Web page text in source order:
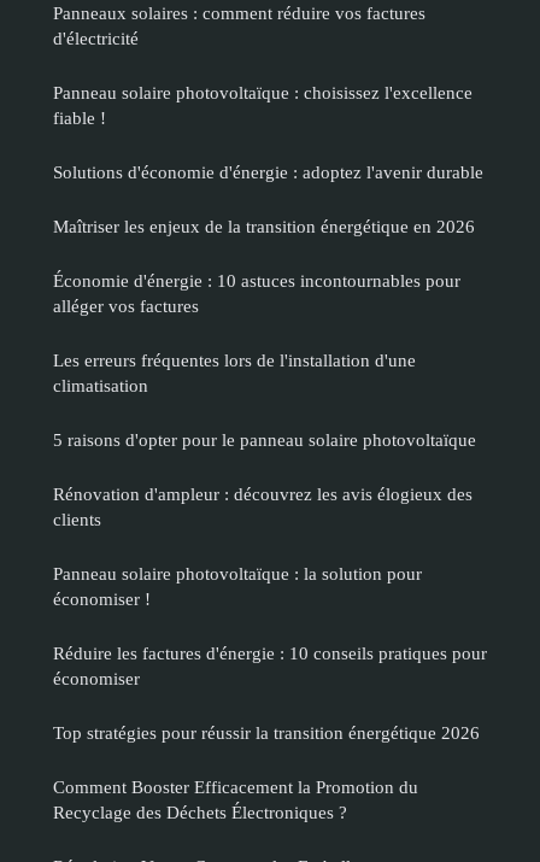
Panneaux solaires : comment réduire vos factures
d'électricité
Panneau solaire photovoltaïque : choisissez l'excellence
fiable !
Solutions d'économie d'énergie : adoptez l'avenir durable
Maîtriser les enjeux de la transition énergétique en 2026
Économie d'énergie : 10 astuces incontournables pour
alléger vos factures
Les erreurs fréquentes lors de l'installation d'une
climatisation
5 raisons d'opter pour le panneau solaire photovoltaïque
Rénovation d'ampleur : découvrez les avis élogieux des
clients
Panneau solaire photovoltaïque : la solution pour
économiser !
Réduire les factures d'énergie : 10 conseils pratiques pour
économiser
Top stratégies pour réussir la transition énergétique 2026
Comment Booster Efficacement la Promotion du
Recyclage des Déchets Électroniques ?